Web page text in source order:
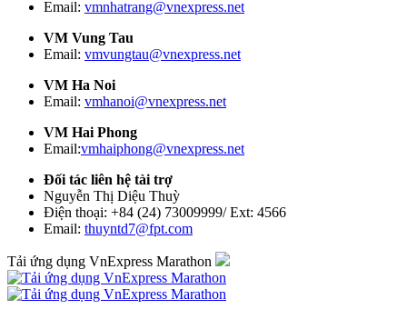
Email: vmnhatrang@vnexpress.net
VM Vung Tau
Email: vmvungtau@vnexpress.net
VM Ha Noi
Email: vmhanoi@vnexpress.net
VM Hai Phong
Email:vmhaiphong@vnexpress.net
Đối tác liên hệ tài trợ
Nguyễn Thị Diệu Thuỳ
Điện thoại: +84 (24) 73009999/ Ext: 4566
Email: thuyntd7@fpt.com
Tải ứng dụng VnExpress Marathon